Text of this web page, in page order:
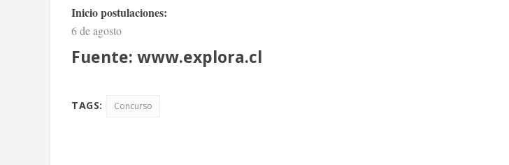
Inicio postulaciones:
6 de agosto
Fuente: www.explora.cl
TAGS: Concurso